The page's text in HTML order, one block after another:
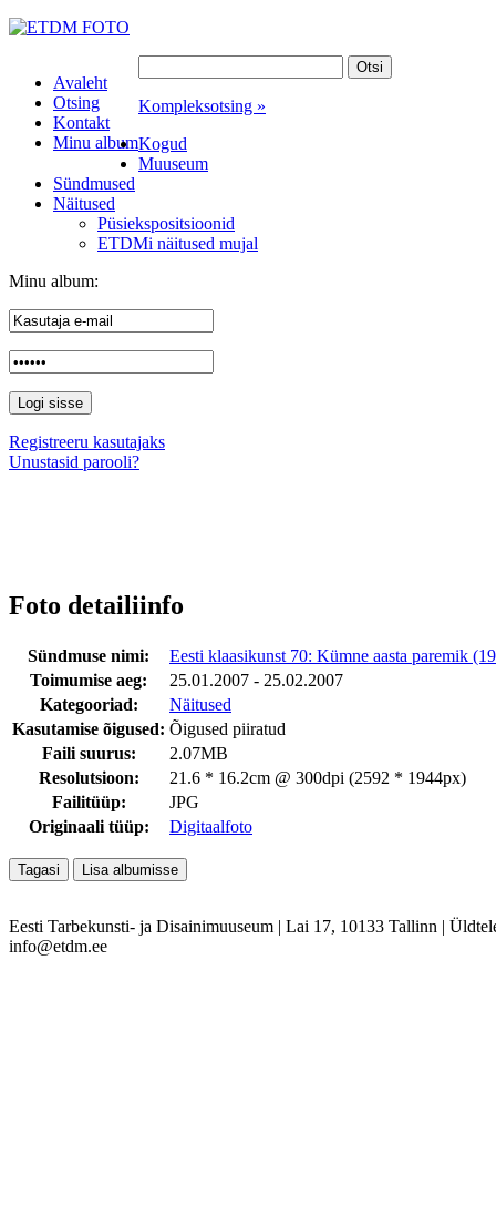
Avaleht
Otsing
Kontakt
Minu album
Kompleksotsing »
Kogud
Muuseum
Sündmused
Näitused
Püsiekspositsioonid
ETDMi näitused mujal
Minu album:
Registreeru kasutajaks
Unustasid parooli?
Foto detailiinfo
Sündmuse nimi:
Eesti klaasikunst 70: Kümne aasta paremik
Toimumise aeg:
25.01.2007 - 25.02.2007
Kategooriad:
Näitused
Kasutamise õigused: Õigused piiratud
Faili suurus:
2.07MB
Resolutsioon:
21.6 * 16.2cm @ 300dpi (2592 * 1944px)
Failitüüp:
JPG
Originaali tüüp:
Digitaalfoto
Eesti Tarbekunsti- ja Disainimuuseum | Lai 17, 10133 Tallinn |
info@etdm.ee